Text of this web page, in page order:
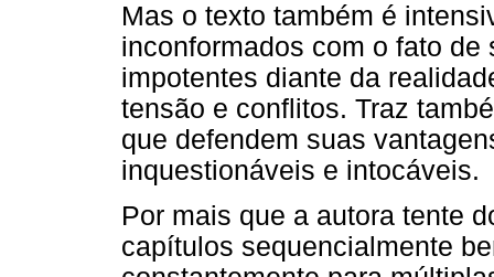
Mas o texto também é
inconformados com o fato
impotentes diante da
tensão e conflitos. Traz
que defendem suas
inquestionáveis e intocáveis.
Por mais que a autora tente
capítulos sequencialmente